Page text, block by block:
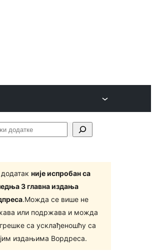
није испробан са
3 главна издања
.Можда се више не
или подржава и можда
са усклађеношћу са
издањима Вордреса.